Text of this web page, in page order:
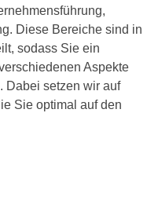
Diese Bereiche sind in
sodass Sie ein
Aspekte
Dabei setzen wir auf
Sie optimal auf den